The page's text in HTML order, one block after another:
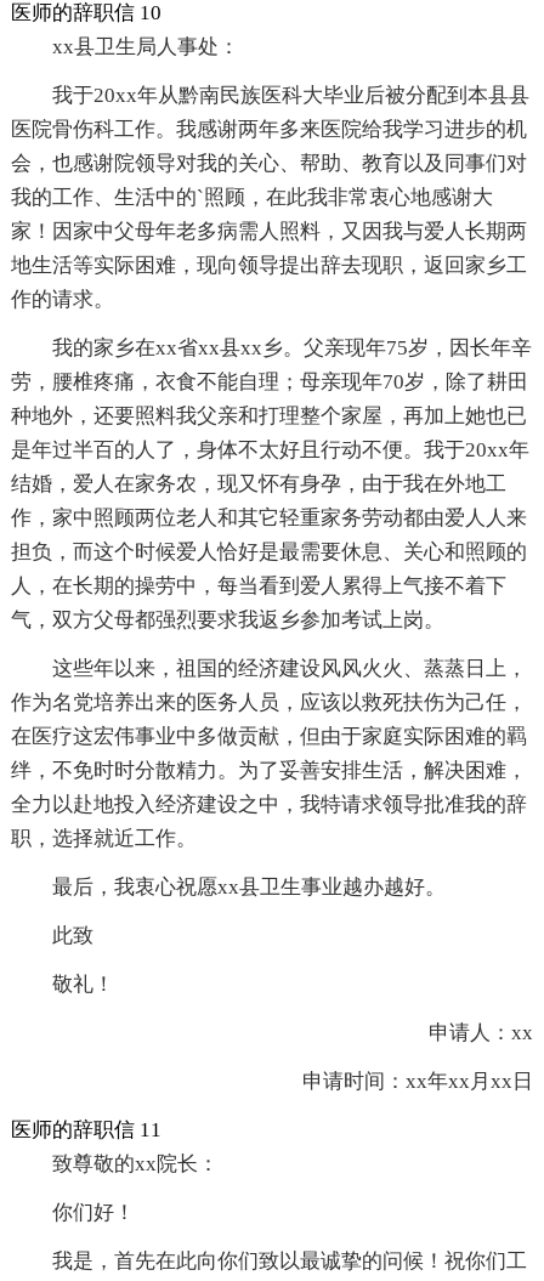
医师的辞职信 10
xx县卫生局人事处：
我于20xx年从黔南民族医科大毕业后被分配到本县县
医院骨伤科工作。我感谢两年多来医院给我学习进步的机
会，也感谢院领导对我的关心、帮助、教育以及同事们对
我的工作、生活中的`照顾，在此我非常衷心地感谢大
家！因家中父母年老多病需人照料，又因我与爱人长期两
地生活等实际困难，现向领导提出辞去现职，返回家乡工
作的请求。
我的家乡在xx省xx县xx乡。父亲现年75岁，因长年辛
劳，腰椎疼痛，衣食不能自理；母亲现年70岁，除了耕田
种地外，还要照料我父亲和打理整个家屋，再加上她也已
是年过半百的人了，身体不太好且行动不便。我于20xx年
结婚，爱人在家务农，现又怀有身孕，由于我在外地工
作，家中照顾两位老人和其它轻重家务劳动都由爱人人来
担负，而这个时候爱人恰好是最需要休息、关心和照顾的
人，在长期的操劳中，每当看到爱人累得上气接不着下
气，双方父母都强烈要求我返乡参加考试上岗。
这些年以来，祖国的经济建设风风火火、蒸蒸日上，
作为名党培养出来的医务人员，应该以救死扶伤为己任，
在医疗这宏伟事业中多做贡献，但由于家庭实际困难的羁
绊，不免时时分散精力。为了妥善安排生活，解决困难，
全力以赴地投入经济建设之中，我特请求领导批准我的辞
职，选择就近工作。
最后，我衷心祝愿xx县卫生事业越办越好。
此致
敬礼！
申请人：xx
申请时间：xx年xx月xx日
医师的辞职信 11
致尊敬的xx院长：
你们好！
我是，首先在此向你们致以最诚挚的问候！祝你们工